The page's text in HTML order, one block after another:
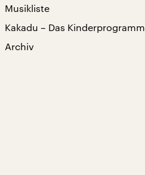
Musikliste
Kakadu – Das Kinderprogramm
Archiv